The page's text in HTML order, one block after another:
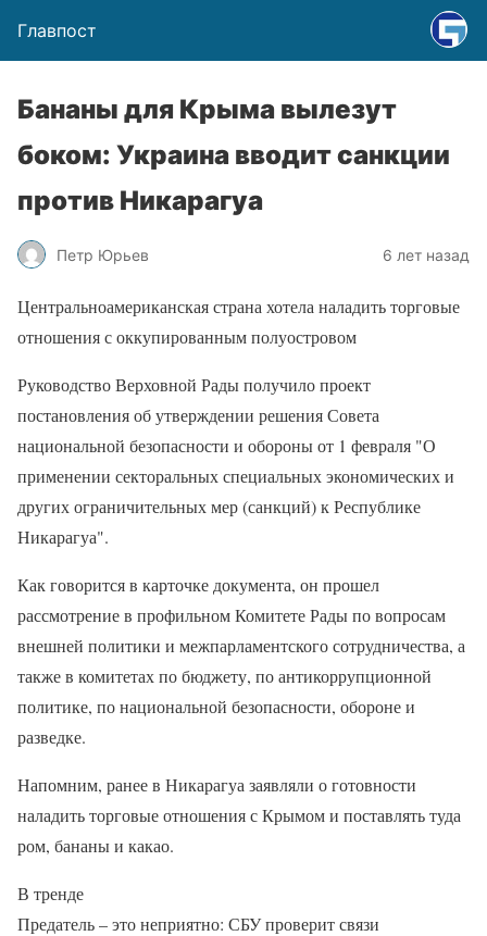
Главпост
Бананы для Крыма вылезут
боком: Украина вводит санкции
против Никарагуа
Петр Юрьев 6 лет назад
Центральноамериканская страна хотела наладить торговые
отношения с оккупированным полуостровом
Руководство Верховной Рады получило проект
постановления об утверждении решения Совета
национальной безопасности и обороны от 1 февраля "О
применении секторальных специальных экономических и
других ограничительных мер (санкций) к Республике
Никарагуа".
Как говорится в карточке документа, он прошел
рассмотрение в профильном Комитете Рады по вопросам
внешней политики и межпарламентского сотрудничества, а
также в комитетах по бюджету, по антикоррупционной
политике, по национальной безопасности, обороне и
разведке.
Напомним, ранее в Никарагуа заявляли о готовности
наладить торговые отношения с Крымом и поставлять туда
ром, бананы и какао.
В тренде
Предатель – это неприятно: СБУ проверит связи